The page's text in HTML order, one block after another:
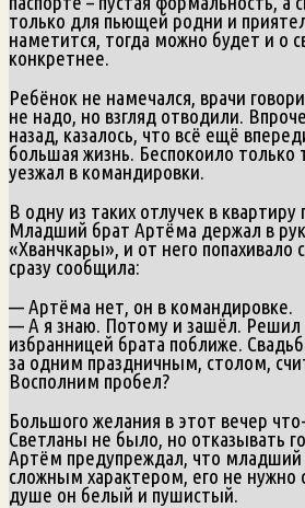
только для пьющей родни и
наметится, тогда можно будет и о
конкретнее.
Ребёнок не намечался, врачи
не надо, но взгляд отводили.
назад, казалось, что всё ещё
большая жизнь. Беспокоило только
уезжал в командировки.
В одну из таких отлучек в
Младший брат Артёма держал в
«Хванчкары», и от него попахивало
сразу сообщила:
— Артёма нет, он в командировке.
— А я знаю. Потому и зашёл. Решил
избранницей брата поближе.
за одним праздничным, столом,
Восполним пробел?
Большого желания в этот вечер
Светланы не было, но отказывать
Артём предупреждал, что младший
сложным характером, его не нужно
душе он белый и пушистый.